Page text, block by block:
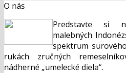
O nás
Predstavte si
malebných
spektrum
rukách zručných
nádherné „umelecké diela“.